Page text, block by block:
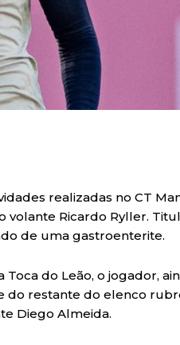
realizadas no CT
volante Ricardo Ryller.
de uma gastroenterite.
do Leão, o jogador,
do restante do elenco
Diego Almeida.